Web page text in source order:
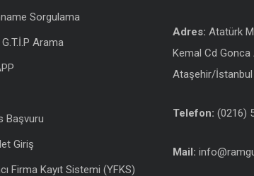
Sorgulama
Arama
Başvuru
Giriş
Firma Kayıt Sistemi (YFKS)
Adres: Atatürk
Kemal Cd Gonca
Ataşehir/İstanbul
Telefon: (0216)
Mail: